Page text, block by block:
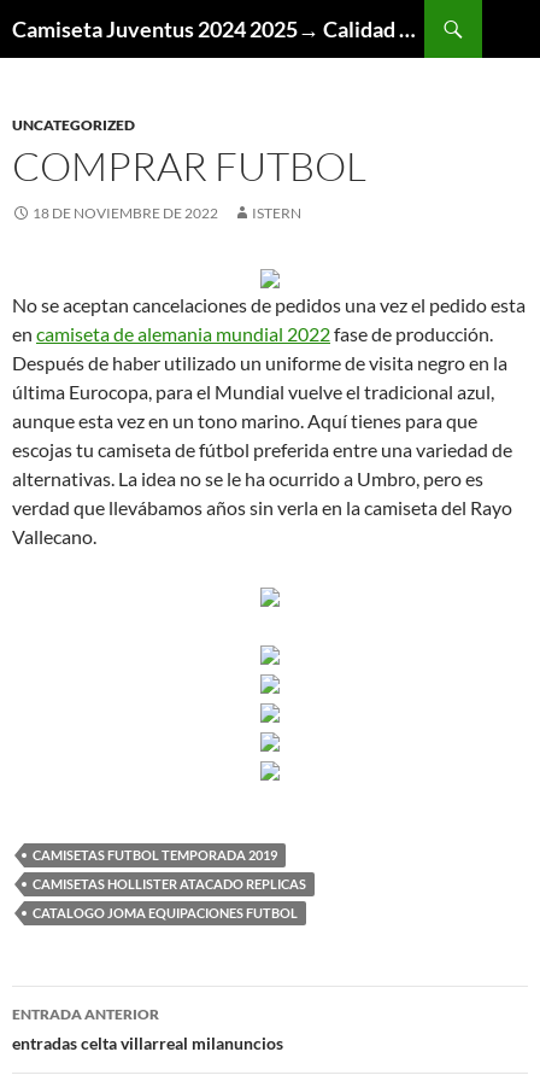
Camiseta Juventus 2024 2025→ Calidad Thai AAA
UNCATEGORIZED
COMPRAR FUTBOL
18 DE NOVIEMBRE DE 2022 ISTERN
No se aceptan cancelaciones de pedidos una vez el pedido esta
en camiseta de alemania mundial 2022fase de producción.
Después de haber utilizado un uniforme de visita negro en la
última Eurocopa, para el Mundial vuelve el tradicional azul,
aunque esta vez en un tono marino. Aquí tienes para que
escojas tu camiseta de fútbol preferida entre una variedad de
alternativas. La idea no se le ha ocurrido a Umbro, pero es
verdad que llevábamos años sin verla en la camiseta del Rayo
Vallecano.
CAMISETAS FUTBOL TEMPORADA 2019
CAMISETAS HOLLISTER ATACADO REPLICAS
CATALOGO JOMA EQUIPACIONES FUTBOL
Navegación
de
ENTRADA ANTERIOR
entradas celta villarreal milanuncios